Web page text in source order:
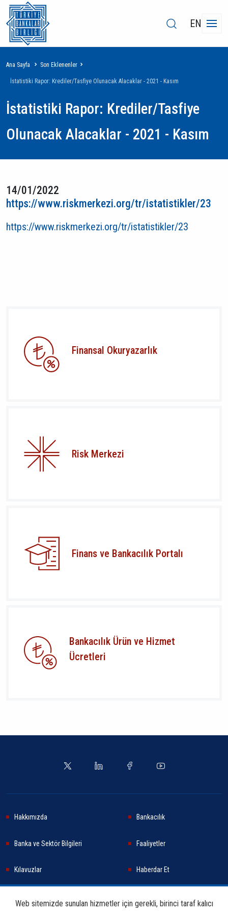
EN
Sayfa
yolu
Ana Sayfa Son Eklenenler
İstatistiki Rapor: Krediler/Tasfiye Olunacak Alacaklar - 2021 - Kasım
İstatistiki Rapor: Krediler/Tasfiye
Olunacak Alacaklar - 2021 - Kasım
14/01/2022
https://www.riskmerkezi.org/tr/istatistikler/23
https://www.riskmerkezi.org/tr/istatistikler/23
Finansal Okuryazarlık
Risk Merkezi
Finans ve Bankacılık Portalı
Bankacılık Ürün ve Hizmet
Ücretleri
Hakkımızda Bankacılık
Banka ve Sektör Bilgileri Faaliyetler
Kılavuzlar Haberdar Et
Web sitemizde sunulan hizmetler için gerekli, birinci taraf kalıcı